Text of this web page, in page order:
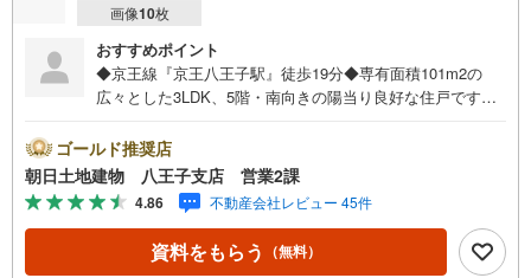
画像10枚
おすすめポイント
◆京王線『京王八王子駅』徒歩19分◆専有面積101m2の
広々とした3LDK、5階・南向きの陽当り良好な住戸です◆L
（39.2m2）が付いています◆リフォーム済みできれいな内
装！◆大切なペットと一緒に暮らせます！◆駐車場使用権
付（無償）！※バザール会場には、ベビーベッドや キッズ
スペースをご用意しております。 小さなお子様連れで
も、安心してご来場ください！資料請求、住宅ローンのご
相談などお気軽にお問合せください！スタッフ25名でお客
ゴールド推奨店
朝日土地建物 八王子支店 営業2課
4.86 不動産会社レビュー 45件
資料をもらう （無料）